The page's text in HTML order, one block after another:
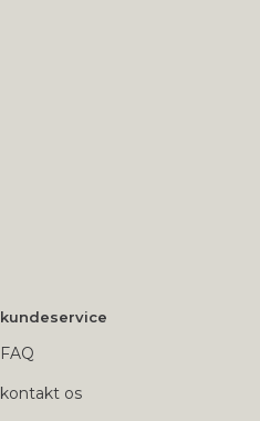
kundeservice
FAQ
kontakt os